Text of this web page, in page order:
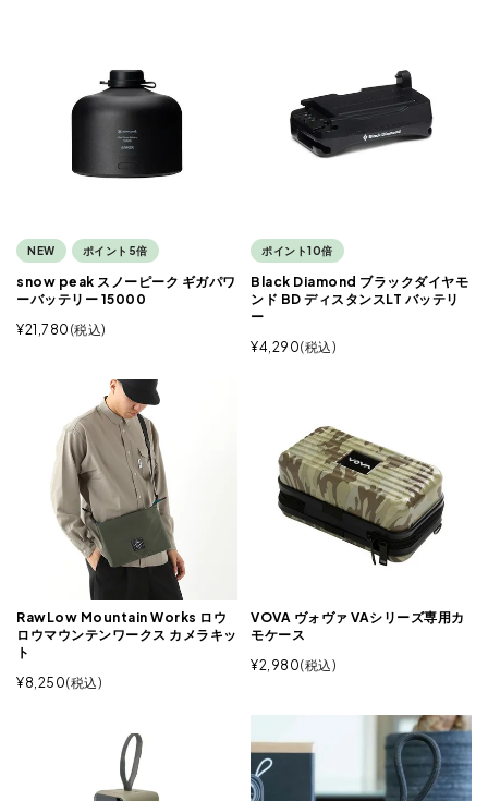
NEW ポイント5倍
snow peak スノーピーク ギガパワ
ーバッテリー 15000
¥21,780 税込
ポイント10倍
Black Diamond ブラックダイヤモ
ンド BD ディスタンスLT バッテリ
ー
¥4,290 税込
RawLow Mountain Works ロウ
ロウマウンテンワークス カメラキッ
ト
¥8,250 税込
VOVA ヴォヴァ VAシリーズ専用カ
モケース
¥2,980 税込